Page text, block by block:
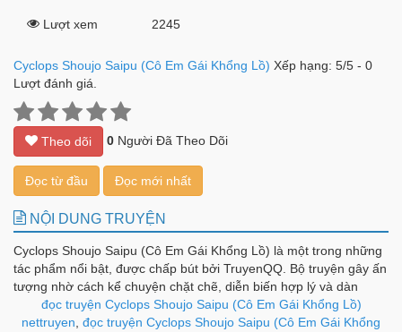
Lượt xem 2245
Cyclops Shoujo Saipu (Cô Em Gái Khổng Lồ) Xếp hạng: 5/5 - 0
Lượt đánh giá.
Theo dõi 0 Người Đã Theo Dõi
Đọc từ đầu Đọc mới nhất
NỘI DUNG TRUYỆN
Cyclops Shoujo Saipu (Cô Em Gái Khổng Lồ) là một trong những
tác phẩm nổi bật, được chấp bút bởi TruyenQQ. Bộ truyện gây ấn
tượng nhờ cách kể chuyện chặt chẽ, diễn biến hợp lý và dàn
nhân vật được xây dựng có chiều sâu, tạo nên sức hút bền bỉ
theo từng chương.
đọc truyện Cyclops Shoujo Saipu (Cô Em Gái Khổng Lồ)
nettruyen đọc truyện Cyclops Shoujo Saipu (Cô Em Gái Khổng